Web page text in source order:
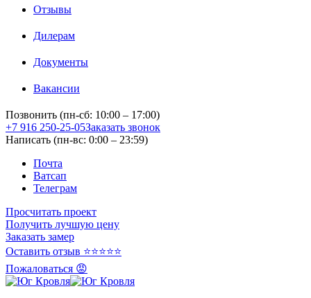
Отзывы
Дилерам
Документы
Вакансии
Позвонить (пн-сб: 10:00 – 17:00)
+7 916 250-25-05Заказать звонок
Написать (пн-вс: 0:00 – 23:59)
Почта
Ватсап
Телеграм
Просчитать проект
Получить лучшую цену
Заказать замер
Оставить отзыв ⭐⭐⭐⭐⭐
Пожаловаться 😡